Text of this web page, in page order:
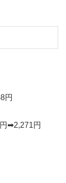
円
➡2,271円